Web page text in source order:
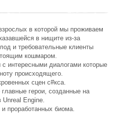
в которой мы проживаем
в нищите из-за
и требовательные клиенты
кошмаром.
интересными диалогами которые
происходящего.
сцен с#кса.
герои, созданные на
Unreal Engine.
проработанных биома.